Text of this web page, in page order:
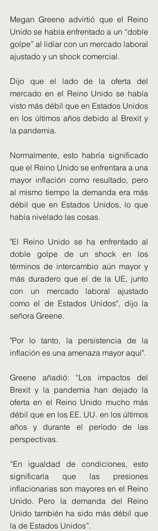
Megan Greene advirtió que el Reino
Unido se había enfrentado a un “doble
golpe” al lidiar con un mercado laboral
ajustado y un shock comercial.
Dijo que el lado de la oferta del
mercado en el Reino Unido se había
visto más débil que en Estados Unidos
en los últimos años debido al Brexit y
la pandemia.
Normalmente, esto habría significado
que el Reino Unido se enfrentara a una
mayor inflación como resultado, pero
al mismo tiempo la demanda era más
débil que en Estados Unidos, lo que
había nivelado las cosas.
"El Reino Unido se ha enfrentado al
doble golpe de un shock en los
términos de intercambio aún mayor y
más duradero que el de la UE, junto
con un mercado laboral ajustado
como el de Estados Unidos", dijo la
señora Greene.
"Por lo tanto, la persistencia de la
inflación es una amenaza mayor aquí".
Greene añadió: “Los impactos del
Brexit y la pandemia han dejado la
oferta en el Reino Unido mucho más
débil que en los EE. UU. en los últimos
años y durante el período de las
perspectivas.
“En igualdad de condiciones, esto
significaría que las presiones
inflacionarias son mayores en el Reino
Unido. Pero la demanda del Reino
Unido también ha sido más débil que
la de Estados Unidos”.